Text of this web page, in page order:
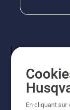
© Husqvarna
En cliquant sur